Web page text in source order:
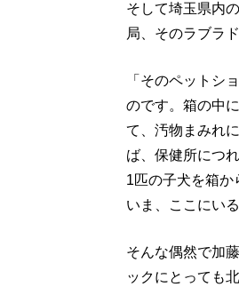
そして埼玉県内
局、そのラブラ
「そのペットシ
のです。箱の中
て、汚物まみれ
ば、保健所につ
1匹の子犬を箱か
いま、ここにい
そんな偶然で加
ックにとっても